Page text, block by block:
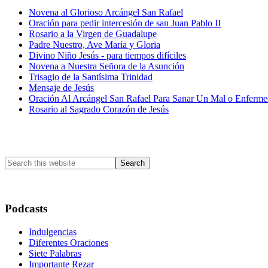
Novena al Glorioso Arcángel San Rafael
Oración para pedir intercesión de san Juan Pablo II
Rosario a la Virgen de Guadalupe
Padre Nuestro, Ave María y Gloria
Divino Niño Jesús - para tiempos difíciles
Novena a Nuestra Señora de la Asunción
Trisagio de la Santísima Trinidad
Mensaje de Jesús
Oración Al Arcángel San Rafael Para Sanar Un Mal o
Rosario al Sagrado Corazón de Jesús
Search
this
Podcasts
Indulgencias
Diferentes Oraciones
Siete Palabras
Importante Rezar